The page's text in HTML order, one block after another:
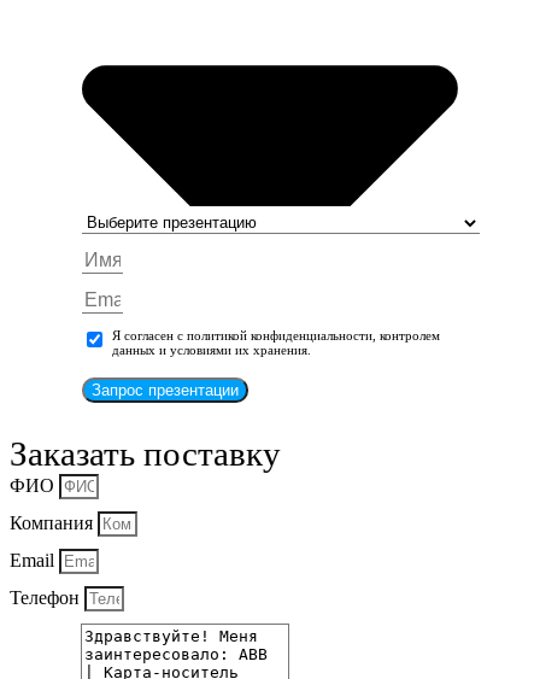
Я согласен с политикой конфиденциальности, контролем
данных и условиями их хранения.
Запрос презентации
Заказать поставку
ФИО
Компания
Email
Телефон